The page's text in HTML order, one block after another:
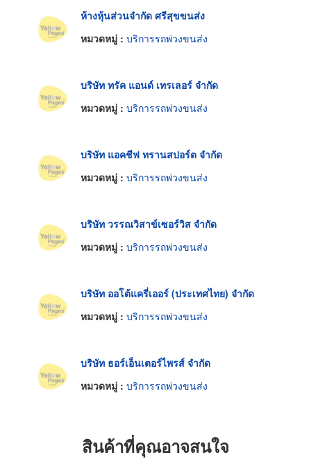
ห้างหุ้นส่วนจำกัด ศรีสุขขนส่ง
หมวดหมู่ : บริการรถพ่วงขนส่ง
บริษัท ทรัค แอนด์ เทรเลอร์ จำกัด
หมวดหมู่ : บริการรถพ่วงขนส่ง
บริษัท แอคชีฟ ทรานสปอร์ต จำกัด
หมวดหมู่ : บริการรถพ่วงขนส่ง
บริษัท วรรณวิสาข์เซอร์วิส จำกัด
หมวดหมู่ : บริการรถพ่วงขนส่ง
บริษัท ออโต้แครี่เออร์ (ประเทศไทย) จำกัด
หมวดหมู่ : บริการรถพ่วงขนส่ง
บริษัท ธอร์เอ็นเตอร์ไพรส์ จำกัด
หมวดหมู่ : บริการรถพ่วงขนส่ง
สินค้าที่คุณอาจสนใจ